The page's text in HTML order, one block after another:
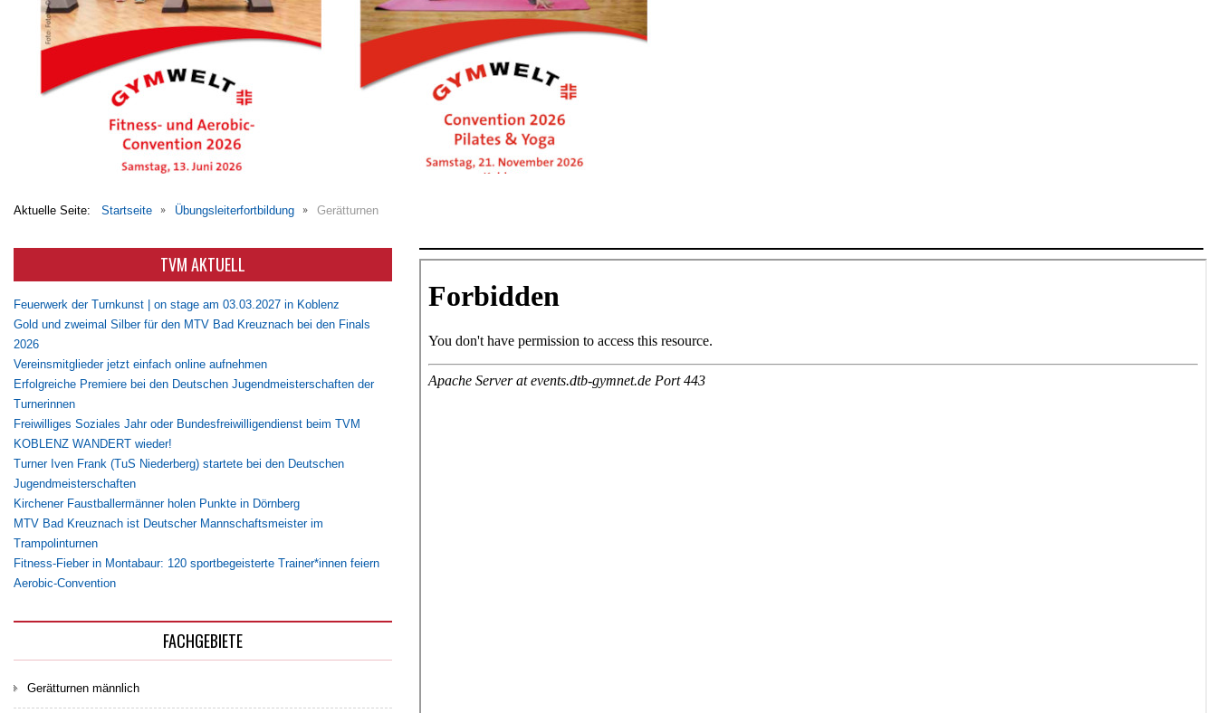
Aktuelle Seite: Startseite Übungsleiterfortbildung Gerätturnen
TVM AKTUELL
Feuerwerk der Turnkunst | on stage am 03.03.2027 in Koblenz
Gold und zweimal Silber für den MTV Bad Kreuznach bei den Finals
2026
Vereinsmitglieder jetzt einfach online aufnehmen
Erfolgreiche Premiere bei den Deutschen Jugendmeisterschaften der
Turnerinnen
Freiwilliges Soziales Jahr oder Bundesfreiwilligendienst beim TVM
KOBLENZ WANDERT wieder!
Turner Iven Frank (TuS Niederberg) startete bei den Deutschen
Jugendmeisterschaften
Kirchener Faustballermänner holen Punkte in Dörnberg
MTV Bad Kreuznach ist Deutscher Mannschaftsmeister im
Trampolinturnen
Fitness-Fieber in Montabaur: 120 sportbegeisterte Trainer*innen feiern
Aerobic-Convention
FACHGEBIETE
Gerätturnen männlich